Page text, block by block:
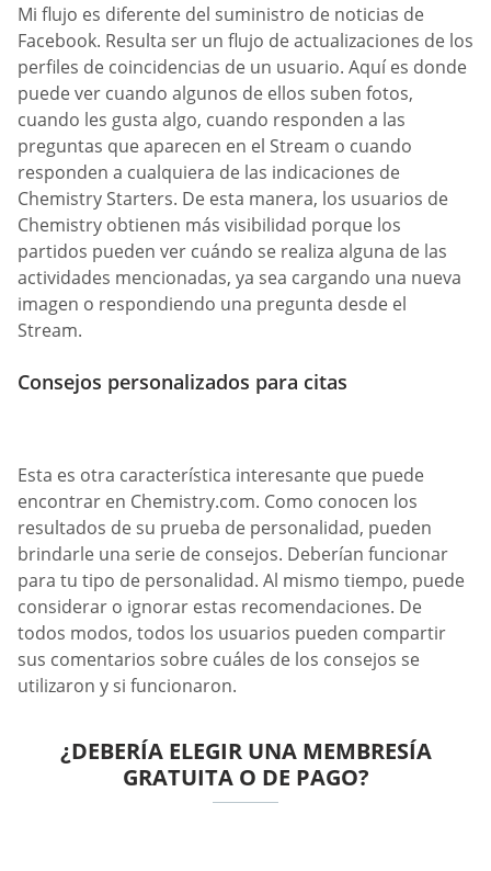
Mi flujo es diferente del suministro de noticias de
Facebook. Resulta ser un flujo de actualizaciones de los
perfiles de coincidencias de un usuario. Aquí es donde
puede ver cuando algunos de ellos suben fotos,
cuando les gusta algo, cuando responden a las
preguntas que aparecen en el Stream o cuando
responden a cualquiera de las indicaciones de
Chemistry Starters. De esta manera, los usuarios de
Chemistry obtienen más visibilidad porque los
partidos pueden ver cuándo se realiza alguna de las
actividades mencionadas, ya sea cargando una nueva
imagen o respondiendo una pregunta desde el
Stream.
Consejos personalizados para citas
Esta es otra característica interesante que puede
encontrar en Chemistry.com. Como conocen los
resultados de su prueba de personalidad, pueden
brindarle una serie de consejos. Deberían funcionar
para tu tipo de personalidad. Al mismo tiempo, puede
considerar o ignorar estas recomendaciones. De
todos modos, todos los usuarios pueden compartir
sus comentarios sobre cuáles de los consejos se
utilizaron y si funcionaron.
¿DEBERÍA ELEGIR UNA MEMBRESÍA
GRATUITA O DE PAGO?